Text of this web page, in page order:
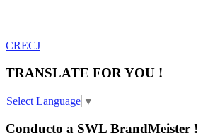
CRECJ
TRANSLATE FOR YOU !
Select Language ▼
Conducto a SWL BrandMeister !